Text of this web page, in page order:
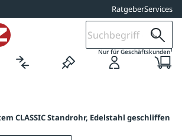
RatgeberServices
Nur für Geschäftskunden1
CLASSIC Standrohr, Edelstahl geschliffen